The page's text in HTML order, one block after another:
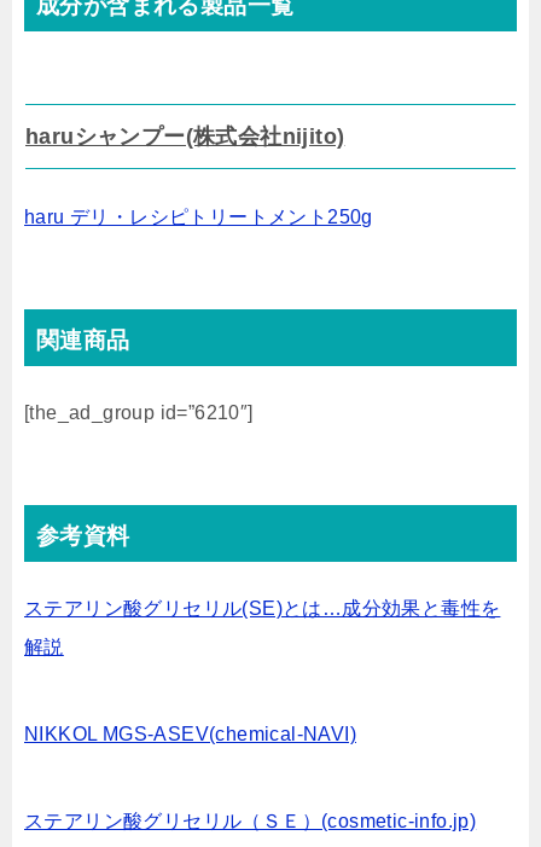
成分が含まれる製品一覧
haruシャンプー(株式会社nijito)
haru デリ・レシピトリートメント250g
関連商品
[the_ad_group id=”6210″]
参考資料
ステアリン酸グリセリル(SE)とは…成分効果と毒性を
解説
NIKKOL MGS-ASEV(chemical-NAVI)
ステアリン酸グリセリル（ＳＥ）(cosmetic-info.jp)